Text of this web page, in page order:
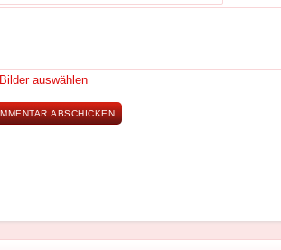
Bilder auswählen